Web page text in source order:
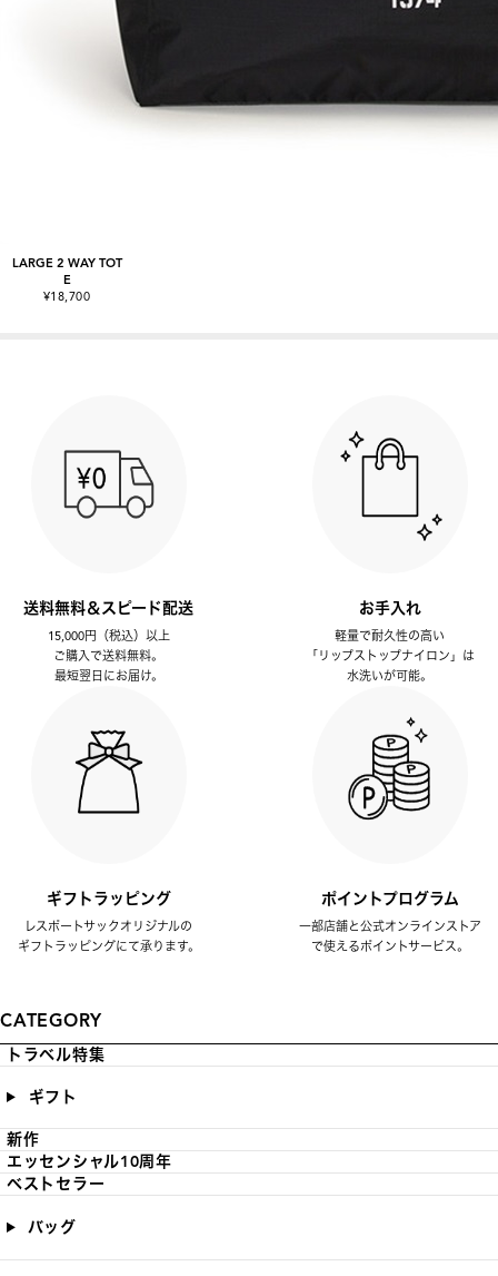
LARGE 2 WAY TOT
E
¥18,700
送料無料＆スピード配送
15,000円（税込）以上
ご購入で送料無料。
最短翌日にお届け。
お手入れ
軽量で耐久性の高い
「リップストップナイロン」は
水洗いが可能。
ギフトラッピング
レスポートサックオリジナルの
ギフトラッピングにて承ります。
ポイントプログラム
一部店舗と公式オンラインストア
で使えるポイントサービス。
CATEGORY
トラベル特集
ギフト
新作
エッセンシャル10周年
ベストセラー
バッグ